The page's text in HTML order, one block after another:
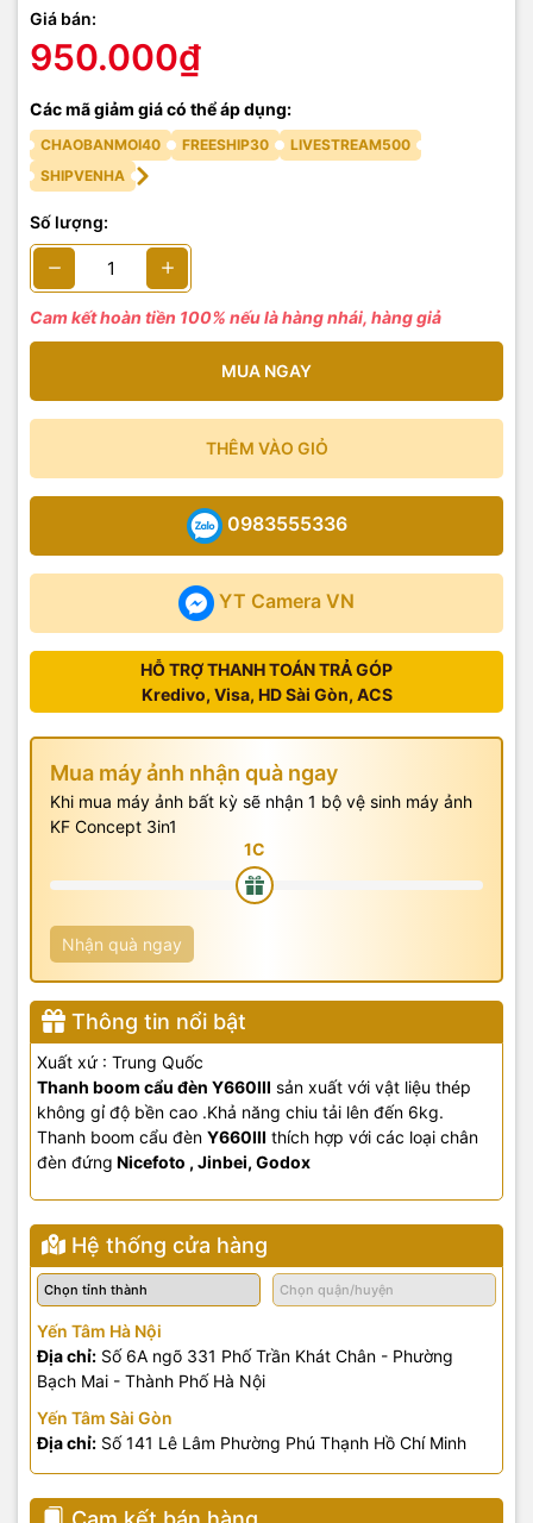
Giá bán:
950.000₫
Các mã giảm giá có thể áp dụng:
CHAOBANMOI40 FREESHIP30
LIVESTREAM500
SHIPVENHA
Số lượng:
Cam kết hoàn tiền 100% nếu là hàng nhái, hàng giả
MUA NGAY
THÊM VÀO GIỎ
YT Camera VN
0983555336
HỖ TRỢ THANH TOÁN TRẢ GÓP
Kredivo, Visa, HD Sài Gòn, ACS
Mua máy ảnh nhận quà ngay
Khi mua máy ảnh bất kỳ sẽ nhận 1 bộ vệ sinh máy ảnh
KF Concept 3in1
Nhận quà ngay
Thông tin nổi bật
Xuất xứ : Trung Quốc
Thanh boom cẩu đèn Y660III sản xuất với vật liệu thép
không gỉ độ bền cao .Khả năng chiu tải lên đến 6kg.
Thanh boom cẩu đèn Y660III thích hợp với các loại chân
đèn đứng Nicefoto , Jinbei, Godox
Hệ thống cửa hàng
Yến Tâm Hà Nội
Địa chỉ: Số 6A ngõ 331 Phố Trần Khát Chân - Phường
Bạch Mai - Thành Phố Hà Nội
Yến Tâm Sài Gòn
Địa chỉ: Số 141 Lê Lâm Phường Phú Thạnh Hồ Chí Minh